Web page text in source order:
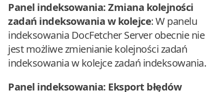
Panel indeksowania: Zmiana kolejności
zadań indeksowania w kolejce: W panelu
indeksowania DocFetcher Server obecnie nie
jest możliwe zmienianie kolejności zadań
indeksowania w kolejce zadań indeksowania.
Panel indeksowania: Eksport błędów